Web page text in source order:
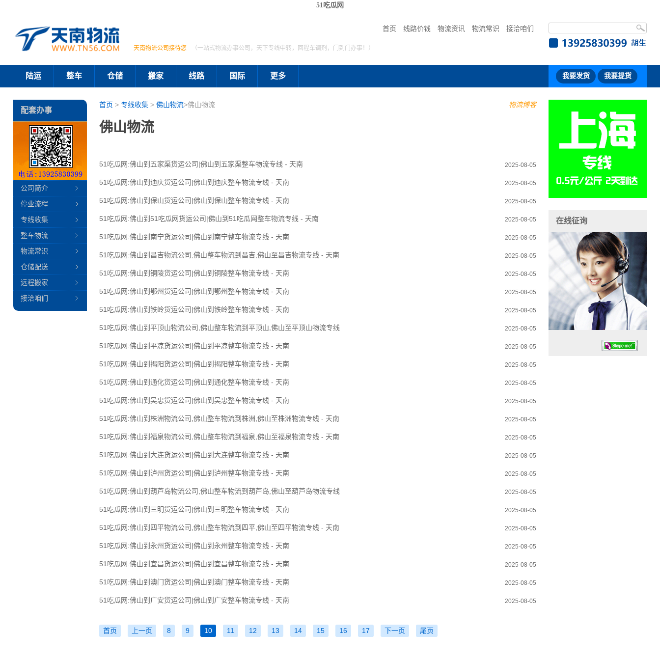
51吃瓜网
首页 线路价钱 物流资讯 物流常识 接洽咱们
天南物流公司接待您 （一站式物流办事公司，天下专线中转，回程车调剂，门到门办事！）
陆运 整车 仓储 搬家 线路 国际 更多 我要发货 我要提货
物流博客
首页 > 专线收集> 佛山物流>佛山物流
佛山物流
2025-08-05
51吃瓜网:佛山到五家渠货运公司|佛山到五家渠整车物流专线 - 天南
2025-08-05
51吃瓜网:佛山到迪庆货运公司|佛山到迪庆整车物流专线 - 天南
2025-08-05
51吃瓜网:佛山到保山货运公司|佛山到保山整车物流专线 - 天南
2025-08-05
51吃瓜网:佛山到51吃瓜网货运公司|佛山到51吃瓜网整车物流专线 - 天南
2025-08-05
51吃瓜网:佛山到南宁货运公司|佛山到南宁整车物流专线 - 天南
2025-08-05
51吃瓜网:佛山到昌吉物流公司,佛山整车物流到昌吉,佛山至昌吉物流专线 - 天南
2025-08-05
51吃瓜网:佛山到铜陵货运公司|佛山到铜陵整车物流专线 - 天南
2025-08-05
51吃瓜网:佛山到鄂州货运公司|佛山到鄂州整车物流专线 - 天南
2025-08-05
51吃瓜网:佛山到铁岭货运公司|佛山到铁岭整车物流专线 - 天南
2025-08-05
51吃瓜网:佛山到平顶山物流公司,佛山整车物流到平顶山,佛山至平顶山物流专线
2025-08-05
51吃瓜网:佛山到平凉货运公司|佛山到平凉整车物流专线 - 天南
2025-08-05
51吃瓜网:佛山到揭阳货运公司|佛山到揭阳整车物流专线 - 天南
2025-08-05
51吃瓜网:佛山到通化货运公司|佛山到通化整车物流专线 - 天南
2025-08-05
51吃瓜网:佛山到吴忠货运公司|佛山到吴忠整车物流专线 - 天南
2025-08-05
51吃瓜网:佛山到株洲物流公司,佛山整车物流到株洲,佛山至株洲物流专线 - 天南
2025-08-05
51吃瓜网:佛山到福泉物流公司,佛山整车物流到福泉,佛山至福泉物流专线 - 天南
2025-08-05
51吃瓜网:佛山到大连货运公司|佛山到大连整车物流专线 - 天南
2025-08-05
51吃瓜网:佛山到泸州货运公司|佛山到泸州整车物流专线 - 天南
2025-08-05
51吃瓜网:佛山到葫芦岛物流公司,佛山整车物流到葫芦岛,佛山至葫芦岛物流专线
2025-08-05
51吃瓜网:佛山到三明货运公司|佛山到三明整车物流专线 - 天南
2025-08-05
51吃瓜网:佛山到四平物流公司,佛山整车物流到四平,佛山至四平物流专线 - 天南
2025-08-05
51吃瓜网:佛山到永州货运公司|佛山到永州整车物流专线 - 天南
2025-08-05
51吃瓜网:佛山到宜昌货运公司|佛山到宜昌整车物流专线 - 天南
2025-08-05
51吃瓜网:佛山到澳门货运公司|佛山到澳门整车物流专线 - 天南
2025-08-05
51吃瓜网:佛山到广安货运公司|佛山到广安整车物流专线 - 天南
首页 上一页 8 9 10 11 12 13 14 15 16 17 下一页 尾页
配套办事
公司简介
停业流程
专线收集
整车物流
物流常识
仓储配送
远程搬家
接洽咱们
在线征询